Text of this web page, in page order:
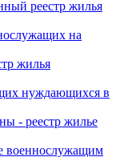
реестр жилья
на
жилья
нуждающихся в
- реестр жилье
военнослужащим